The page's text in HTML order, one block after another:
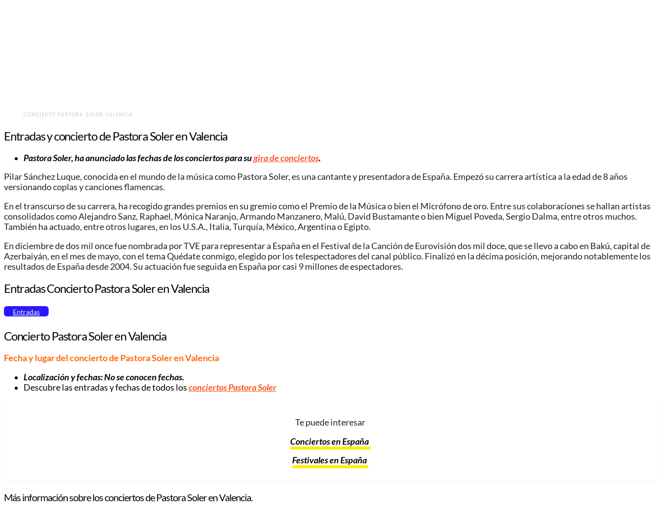
CONCIERTO PASTORA SOLER VALENCIA
Entradas y concierto de Pastora Soler en Valencia
Pastora Soler, ha anunciado las fechas de los conciertos para sugira de conciertos.
Pilar Sánchez Luque​, conocida en el mundo de la música como Pastora Soler, es una cantante y presentadora de España. Empezó su carrera artística a la edad de 8 años
versionando coplas y canciones flamencas.
En el transcurso de su carrera, ha recogido grandes premios en su gremio como el Premio de la Música o bien el Micrófono de oro. Entre sus colaboraciones se hallan artistas
consolidados como Alejandro Sanz, Raphael, Mónica Naranjo, Armando Manzanero, Malú, David Bustamante o bien Miguel Poveda, Sergio Dalma, entre otros muchos.​
También ha actuado, entre otros lugares, en los U.S.A., Italia, Turquía, México, Argentina o Egipto.
En diciembre de dos mil once fue nombrada por TVE para representar a España en el Festival de la Canción de Eurovisión dos mil doce, que se llevo a cabo en Bakú, capital de
Azerbaiyán, en el mes de mayo,​ con el tema Quédate conmigo, elegido por los telespectadores del canal público. Finalizó en la décima posición, mejorando notablemente los
resultados de España desde 2004. Su actuación fue seguida en España por casi 9 millones de espectadores.
Entradas Concierto Pastora Soler en Valencia
Entradas
Concierto Pastora Soler en Valencia
Fecha y lugar del concierto de Pastora Soler en Valencia
Localización y fechas: No se conocen fechas.
Descubre las entradas y fechas de todos losconciertos Pastora Soler
Te puede interesar
Conciertos en España
Festivales en España
Más información sobre los conciertos de Pastora Soler en Valencia.